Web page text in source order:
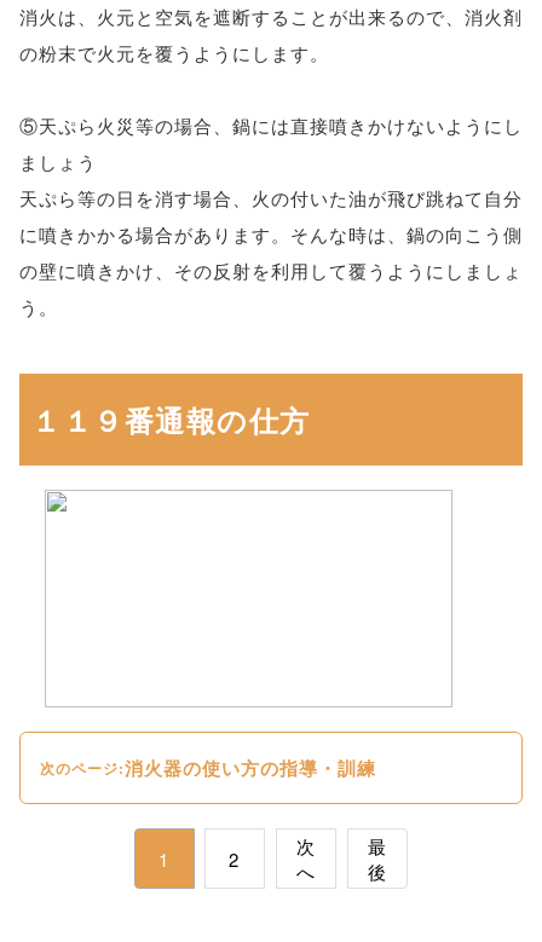
消火は、火元と空気を遮断することが出来るので、消火剤
の粉末で火元を覆うようにします。
⑤天ぷら火災等の場合、鍋には直接噴きかけないようにし
ましょう
天ぷら等の日を消す場合、火の付いた油が飛び跳ねて自分
に噴きかかる場合があります。そんな時は、鍋の向こう側
の壁に噴きかけ、その反射を利用して覆うようにしましょ
う。
１１９番通報の仕方
次のページ:消火器の使い方の指導・訓練
1 2
次
へ
最
後